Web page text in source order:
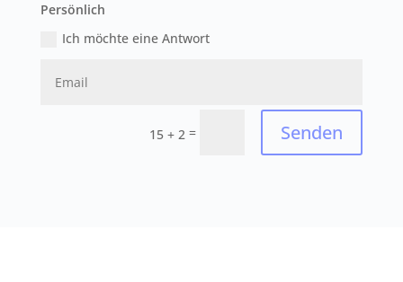
Persönlich
Ich möchte eine Antwort
15 + 2 = Senden